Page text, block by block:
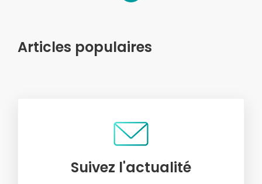
Articles populaires
Suivez l'actualité